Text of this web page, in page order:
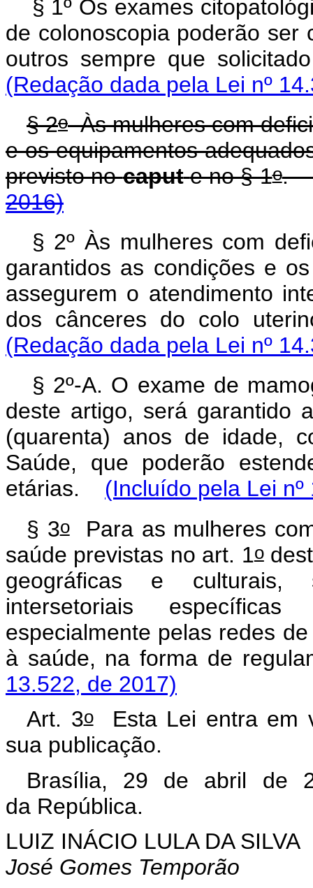
§ 1º Os exames
de colonoscopia poderão ser
outros sempre que
(Redação dada pela Lei nº
§ 2oÀs mulheres com
e os equipamentos
previsto nocaput e no § 1o
2016)
§ 2º Às mulheres com
garantidos as condições e
assegurem o atendimento
dos cânceres do colo
(Redação dada pela Lei nº
§ 2º-A. O exame de
deste artigo, será garantido
(quarenta) anos de idade,
Saúde, que poderão
etárias. (Incluído pela Lei
§ 3oPara as mulheres
saúde previstas no art. 1o
geográficas e culturais,
intersetoriais
especialmente pelas redes
à saúde, na forma de
13.522, de 2017)
Art. 3oEsta Lei entra em
sua publicação.
Brasília, 29 de abril de
da República.
LUIZ INÁCIO LULA DA SILVA
José Gomes Temporão